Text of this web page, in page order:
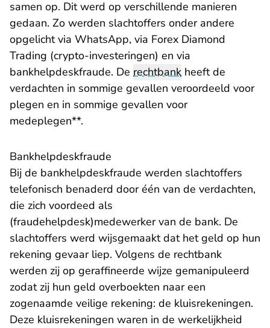
samen op. Dit werd op verschillende manieren
gedaan. Zo werden slachtoffers onder andere
opgelicht via WhatsApp, via Forex Diamond
Trading (crypto-investeringen) en via
bankhelpdeskfraude. De rechtbank heeft de
verdachten in sommige gevallen veroordeeld voor
plegen en in sommige gevallen voor
medeplegen**.
Bankhelpdeskfraude
Bij de bankhelpdeskfraude werden slachtoffers
telefonisch benaderd door één van de verdachten,
die zich voordeed als
(fraudehelpdesk)medewerker van de bank. De
slachtoffers werd wijsgemaakt dat het geld op hun
rekening gevaar liep. Volgens de rechtbank
werden zij op geraffineerde wijze gemanipuleerd
zodat zij hun geld overboekten naar een
zogenaamde veilige rekening: de kluisrekeningen.
Deze kluisrekeningen waren in de werkelijkheid